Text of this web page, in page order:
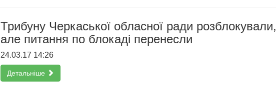
Трибуну Черкаської обласної ради розблокували,
але питання по блокаді перенесли
24.03.17 14:26
Детальніше